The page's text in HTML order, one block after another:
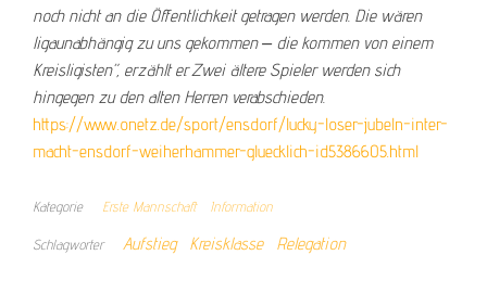
noch nicht an die Öffentlichkeit getragen werden. Die wären
ligaunabhängig zu uns gekommen – die kommen von einem
Kreisligisten”, erzählt er. Zwei ältere Spieler werden sich
hingegen zu den alten Herren verabschieden.
https://www.onetz.de/sport/ensdorf/lucky-loser-jubeln-inter-
macht-ensdorf-weiherhammer-gluecklich-id5386605.html
Kategorie Erste Mannschaft Information
Schlagwörter Aufstieg Kreisklasse Relegation